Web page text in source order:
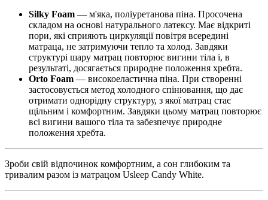
Silky Foam — м'яка, поліуретанова піна. Просочена
складом на основі натурального латексу. Має відкриті
пори, які сприяють циркуляції повітря всередині
матраца, не затримуючи тепло та холод. Завдяки
структурі шару матрац повторює вигини тіла і, в
результаті, досягається природне положення хребта.
Orto Foam — високоеластична піна. При створенні
застосовується метод холодного спінювання, що дає
отримати однорідну структуру, з якої матрац стає
щільним і комфортним. Завдяки цьому матрац повторює
всі вигини вашого тіла та забезпечує природне
положення хребта.
Зроби свій відпочинок комфортним, а сон глибоким та
тривалим разом із матрацом Usleep Candy White.